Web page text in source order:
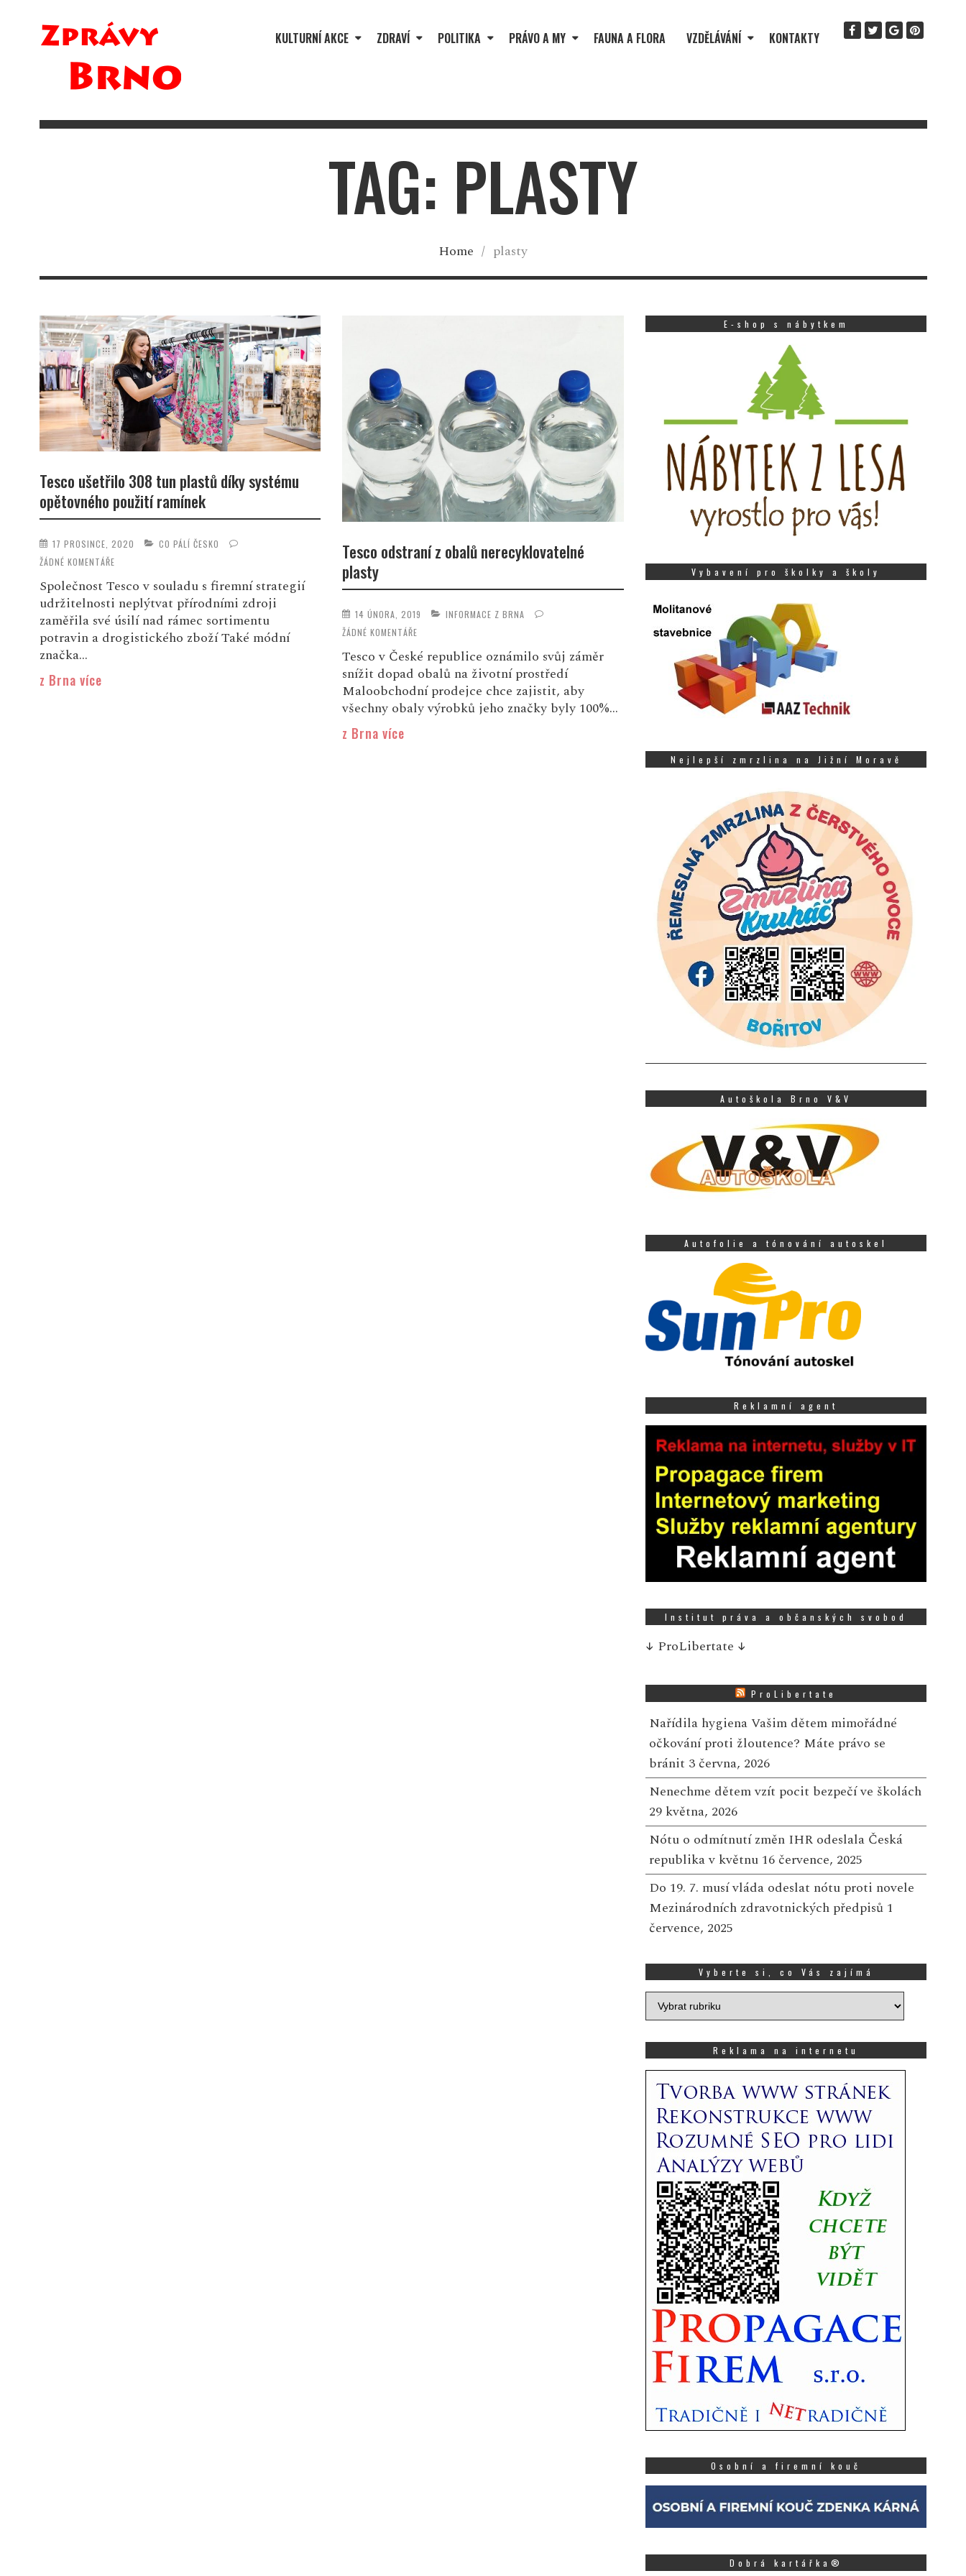
KULTURNÍ AKCE ZDRAVÍ POLITIKA PRÁVO A MY FAUNA A FLORA VZDĚLÁVÁNÍ KONTAKTY
TAG: PLASTY
Home / plasty
Tesco ušetřilo 308 tun plastů díky systému
opětovného použití ramínek
17 PROSINCE, 2020
CO PÁLÍ ČESKO
ŽÁDNÉ KOMENTÁŘE
Společnost Tesco v souladu s firemní strategií
udržitelnosti neplýtvat přírodními zdroji
zaměřila své úsilí nad rámec sortimentu
potravin a drogistického zboží Také módní
značka...
z Brna více
Tesco odstraní z obalů nerecyklovatelné
plasty
14 ÚNORA, 2019
INFORMACE Z BRNA
ŽÁDNÉ KOMENTÁŘE
Tesco v České republice oznámilo svůj záměr
snížit dopad obalů na životní prostředí
Maloobchodní prodejce chce zajistit, aby
všechny obaly výrobků jeho značky byly 100%...
z Brna více
E-shop s nábytkem
Vybavení pro školky a školy
Nejlepší zmrzlina na Jižní Moravě
Autoškola Brno V&V
Autofolie a tónování autoskel
Reklamní agent
Institut práva a občanských svobod
↓ ProLibertate ↓
ProLibertate
Nařídila hygiena Vašim dětem mimořádné
očkování proti žloutence? Máte právo se
bránit 3 června, 2026
Nenechme dětem vzít pocit bezpečí ve školách
29 května, 2026
Nótu o odmítnutí změn IHR odeslala Česká
republika v květnu 16 července, 2025
Do 19. 7. musí vláda odeslat nótu proti novele
Mezinárodních zdravotnických předpisů 1
července, 2025
Vyberte si, co Vás zajímá
Vyberte
si,
zajímá
Reklama na internetu
Osobní a firemní kouč
Dobrá kartářka®